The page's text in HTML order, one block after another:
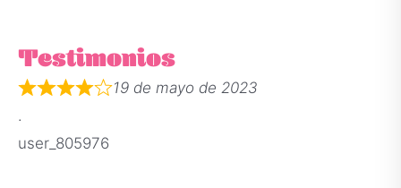
Testimonios
19 de mayo de 2023
.
user_805976